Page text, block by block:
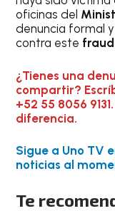
oficinas del
denuncia formal
contra este
¿Tienes una
compartir?
+52 55 8056
diferencia.
Sigue a Uno TV
noticias al
Te